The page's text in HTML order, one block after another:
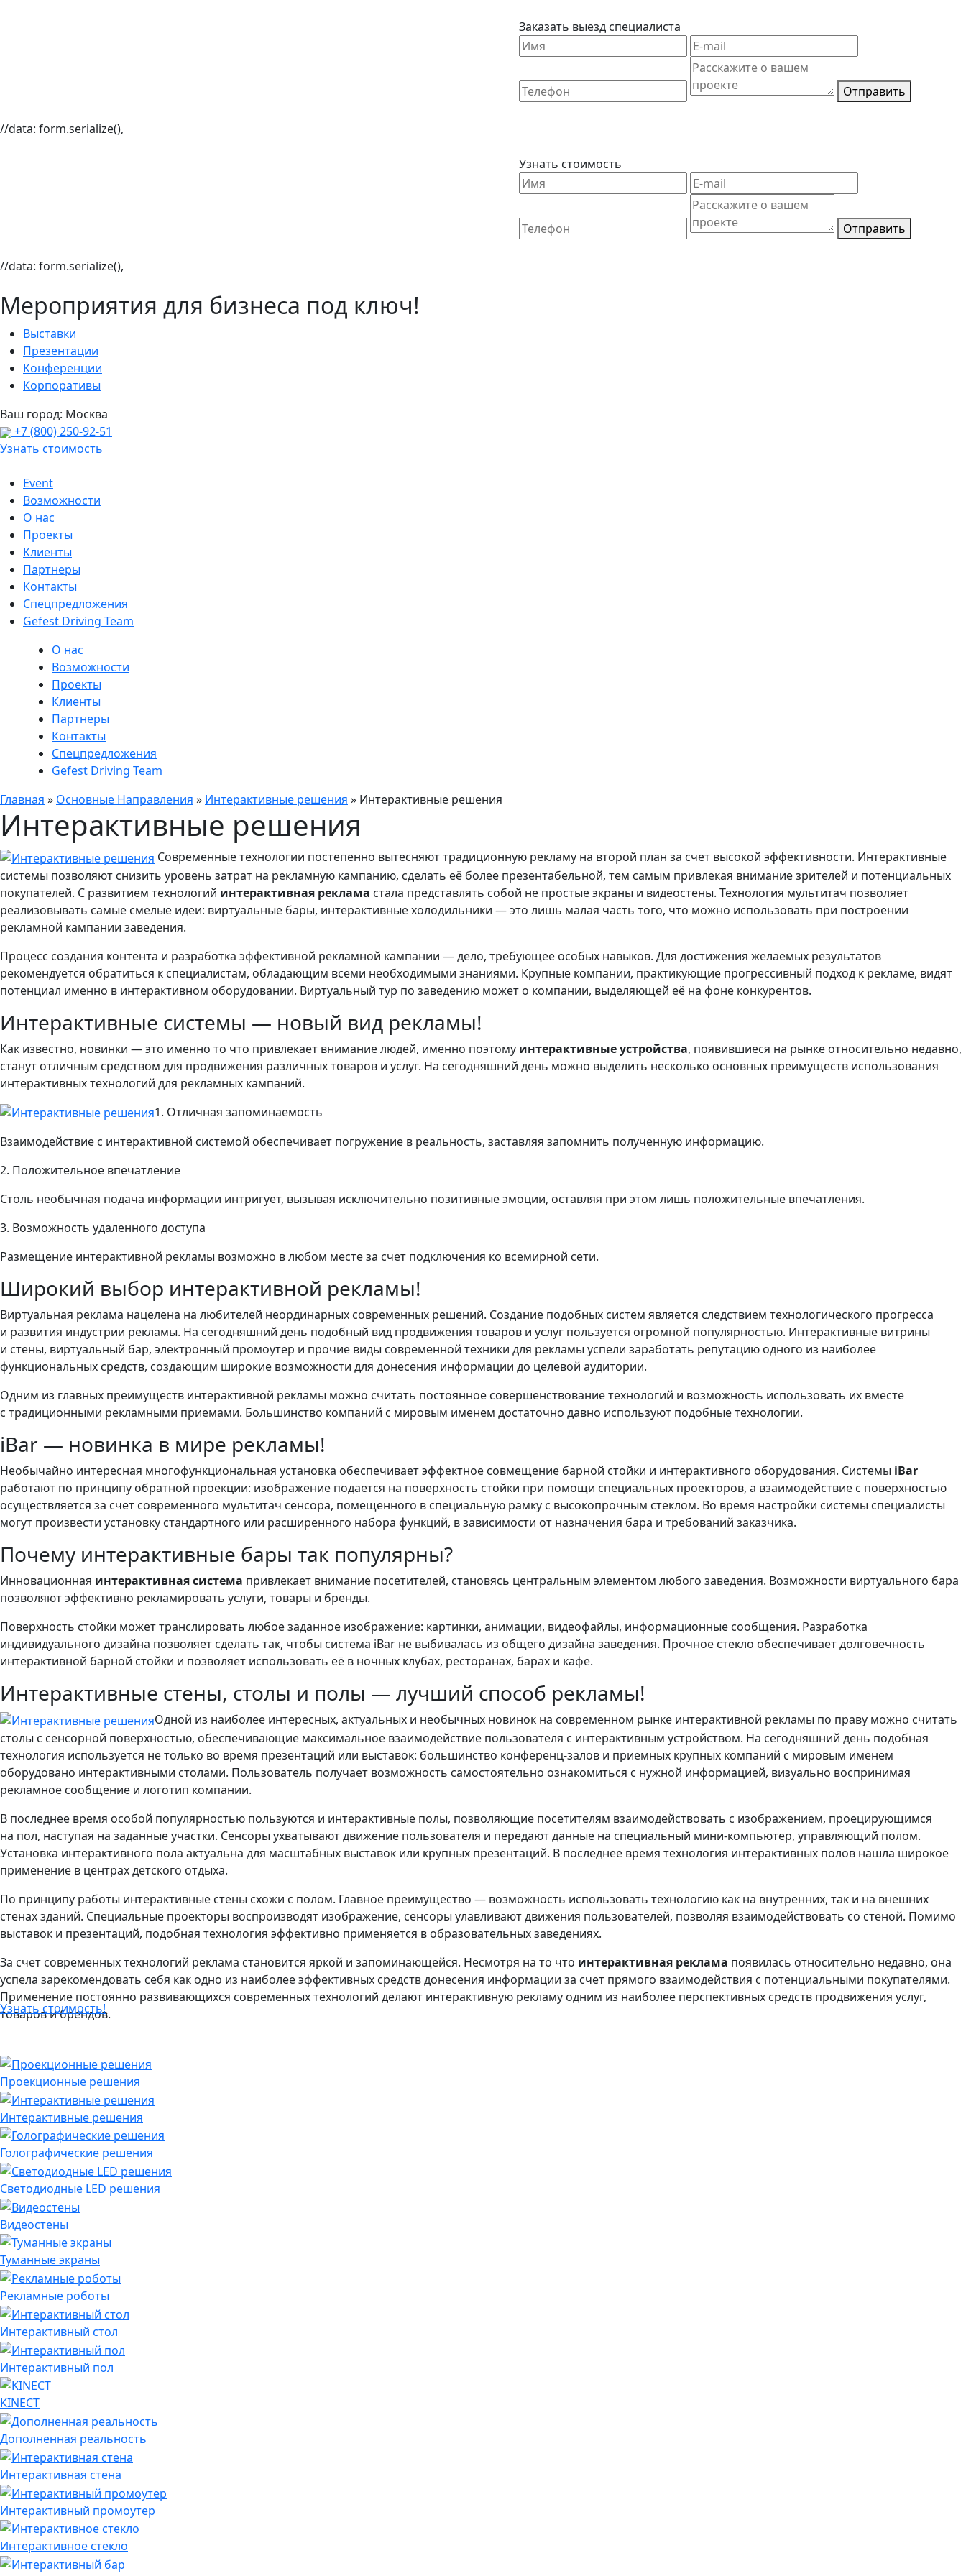
Заказать выезд специалиста
Отправить
//data: form.serialize(),
Узнать стоимость
Отправить
//data: form.serialize(),
Мероприятия для бизнеса под ключ!
Выставки
Презентации
Конференции
Корпоративы
Ваш город: Москва
+7 (800) 250-92-51
Узнать стоимость
Event
Возможности
О нас
Проекты
Клиенты
Партнеры
Контакты
Спецпредложения
Gefest Driving Team
О нас
Возможности
Проекты
Клиенты
Партнеры
Контакты
Спецпредложения
Gefest Driving Team
Главная » Основные Направления » Интерактивные решения » Интерактивные решения
Интерактивные решения
Современные технологии постепенно вытесняют традиционную рекламу на второй план за счет высокой эффективности. Интерактивные
системы позволяют снизить уровень затрат на рекламную кампанию, сделать её более презентабельной, тем самым привлекая внимание зрителей и потенциальных
покупателей. С развитием технологий интерактивная реклама стала представлять собой не простые экраны и видеостены. Технология мультитач позволяет
реализовывать самые смелые идеи: виртуальные бары, интерактивные холодильники — это лишь малая часть того, что можно использовать при построении
рекламной кампании заведения.
Процесс создания контента и разработка эффективной рекламной кампании — дело, требующее особых навыков. Для достижения желаемых результатов
рекомендуется обратиться к специалистам, обладающим всеми необходимыми знаниями. Крупные компании, практикующие прогрессивный подход к рекламе, видят
потенциал именно в интерактивном оборудовании. Виртуальный тур по заведению может о компании, выделяющей её на фоне конкурентов.
Интерактивные системы — новый вид рекламы!
Как известно, новинки — это именно то что привлекает внимание людей, именно поэтому интерактивные устройства, появившиеся на рынке относительно недавно,
станут отличным средством для продвижения различных товаров и услуг. На сегодняшний день можно выделить несколько основных преимуществ использования
интерактивных технологий для рекламных кампаний.
1. Отличная запоминаемость
Взаимодействие с интерактивной системой обеспечивает погружение в реальность, заставляя запомнить полученную информацию.
2. Положительное впечатление
Столь необычная подача информации интригует, вызывая исключительно позитивные эмоции, оставляя при этом лишь положительные впечатления.
3. Возможность удаленного доступа
Размещение интерактивной рекламы возможно в любом месте за счет подключения ко всемирной сети.
Широкий выбор интерактивной рекламы!
Виртуальная реклама нацелена на любителей неординарных современных решений. Создание подобных систем является следствием технологического прогресса
и развития индустрии рекламы. На сегодняшний день подобный вид продвижения товаров и услуг пользуется огромной популярностью. Интерактивные витрины
и стены, виртуальный бар, электронный промоутер и прочие виды современной техники для рекламы успели заработать репутацию одного из наиболее
функциональных средств, создающим широкие возможности для донесения информации до целевой аудитории.
Одним из главных преимуществ интерактивной рекламы можно считать постоянное совершенствование технологий и возможность использовать их вместе
с традиционными рекламными приемами. Большинство компаний с мировым именем достаточно давно используют подобные технологии.
iBar — новинка в мире рекламы!
Необычайно интересная многофункциональная установка обеспечивает эффектное совмещение барной стойки и интерактивного оборудования. Системы iBar
работают по принципу обратной проекции: изображение подается на поверхность стойки при помощи специальных проекторов, а взаимодействие с поверхностью
осуществляется за счет современного мультитач сенсора, помещенного в специальную рамку с высокопрочным стеклом. Во время настройки системы специалисты
могут произвести установку стандартного или расширенного набора функций, в зависимости от назначения бара и требований заказчика.
Почему интерактивные бары так популярны?
Инновационная интерактивная система привлекает внимание посетителей, становясь центральным элементом любого заведения. Возможности виртуального бара
позволяют эффективно рекламировать услуги, товары и бренды.
Поверхность стойки может транслировать любое заданное изображение: картинки, анимации, видеофайлы, информационные сообщения. Разработка
индивидуального дизайна позволяет сделать так, чтобы система iBar не выбивалась из общего дизайна заведения. Прочное стекло обеспечивает долговечность
интерактивной барной стойки и позволяет использовать её в ночных клубах, ресторанах, барах и кафе.
Интерактивные стены, столы и полы — лучший способ рекламы!
Одной из наиболее интересных, актуальных и необычных новинок на современном рынке интерактивной рекламы по праву можно считать
столы с сенсорной поверхностью, обеспечивающие максимальное взаимодействие пользователя с интерактивным устройством. На сегодняшний день подобная
технология используется не только во время презентаций или выставок: большинство конференц-залов и приемных крупных компаний с мировым именем
оборудовано интерактивными столами. Пользователь получает возможность самостоятельно ознакомиться с нужной информацией, визуально воспринимая
рекламное сообщение и логотип компании.
В последнее время особой популярностью пользуются и интерактивные полы, позволяющие посетителям взаимодействовать с изображением, проецирующимся
на пол, наступая на заданные участки. Сенсоры ухватывают движение пользователя и передают данные на специальный мини-компьютер, управляющий полом.
Установка интерактивного пола актуальна для масштабных выставок или крупных презентаций. В последнее время технология интерактивных полов нашла широкое
применение в центрах детского отдыха.
По принципу работы интерактивные стены схожи с полом. Главное преимущество — возможность использовать технологию как на внутренних, так и на внешних
стенах зданий. Специальные проекторы воспроизводят изображение, сенсоры улавливают движения пользователей, позволяя взаимодействовать со стеной. Помимо
выставок и презентаций, подобная технология эффективно применяется в образовательных заведениях.
За счет современных технологий реклама становится яркой и запоминающейся. Несмотря на то что интерактивная реклама появилась относительно недавно, она
успела зарекомендовать себя как одно из наиболее эффективных средств донесения информации за счет прямого взаимодействия с потенциальными покупателями.
Применение постоянно развивающихся современных технологий делают интерактивную рекламу одним из наиболее перспективных средств продвижения услуг,
товаров и брендов.
Узнать стоимость!
Проекционные решения
Интерактивные решения
Голографические решения
Светодиодные LED решения
Видеостены
Туманные экраны
Рекламные роботы
Интерактивный стол
Интерактивный пол
KINECT
Дополненная реальность
Интерактивная стена
Интерактивный промоутер
Интерактивное стекло